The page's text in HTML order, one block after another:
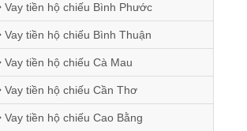
Vay tiền hộ chiếu Bình Phước
Vay tiền hộ chiếu Bình Thuận
Vay tiền hộ chiếu Cà Mau
Vay tiền hộ chiếu Cần Thơ
Vay tiền hộ chiếu Cao Bằng